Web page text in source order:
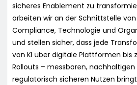
sicheres Enablement zu
arbeiten wir an der Schnittstelle von
Compliance, Technologie und
und stellen sicher, dass jede
von KI über digitale Plattformen bis
Rollouts – messbaren, nachhaltigen
regulatorisch sicheren Nutzen